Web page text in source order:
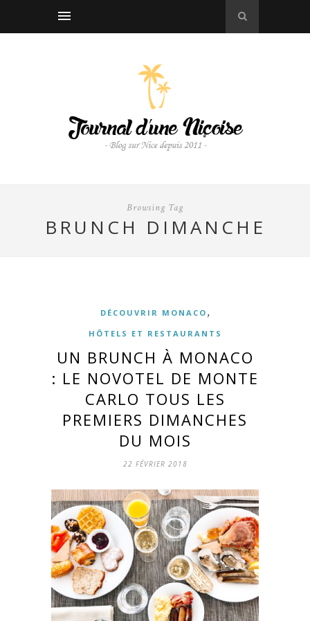
Browsing Tag
BRUNCH DIMANCHE
DÉCOUVRIR MONACO ,
HÔTELS ET RESTAURANTS
UN BRUNCH À MONACO
: LE NOVOTEL DE MONTE
CARLO TOUS LES
PREMIERS DIMANCHES
DU MOIS
22 FÉVRIER 2018